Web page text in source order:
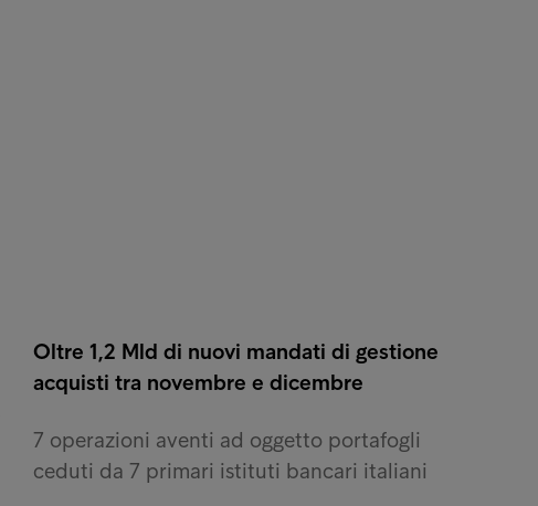
Oltre 1,2 Mld di nuovi mandati di gestione
acquisti tra novembre e dicembre
7 operazioni aventi ad oggetto portafogli
ceduti da 7 primari istituti bancari italiani